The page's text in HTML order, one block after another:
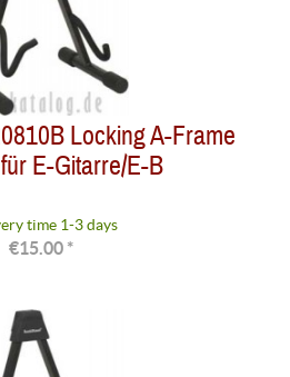
Locking A-Frame
E-Gitarre/E-B
time 1-3 days
€15.00 *